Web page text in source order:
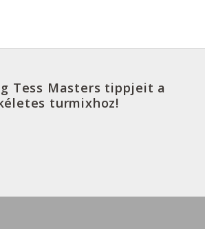
Tess Masters tippjeit a
turmixhoz!